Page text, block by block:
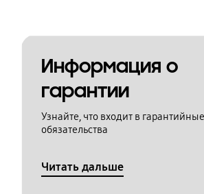
Информация о
гарантии
Узнайте, что входит в гарантийные
обязательства
Читать дальше